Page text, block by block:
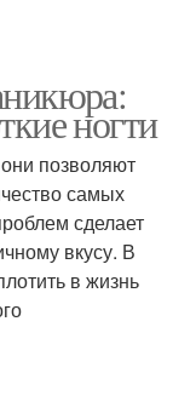
ногти
позволяют
самых
сделает
вкусу. В
в жизнь